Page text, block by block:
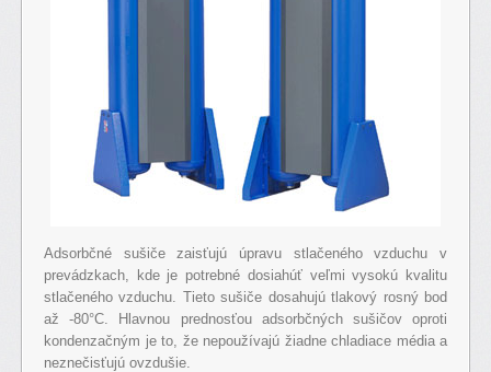
Adsorbčné sušiče zaisťujú úpravu stlačeného vzduchu v
prevádzkach, kde je potrebné dosiahúť veľmi vysokú kvalitu
stlačeného vzduchu. Tieto sušiče dosahujú tlakový rosný bod
až -80°C. Hlavnou prednosťou adsorbčných sušičov oproti
kondenzačným je to, že nepoužívajú žiadne chladiace média a
neznečisťujú ovzdušie.